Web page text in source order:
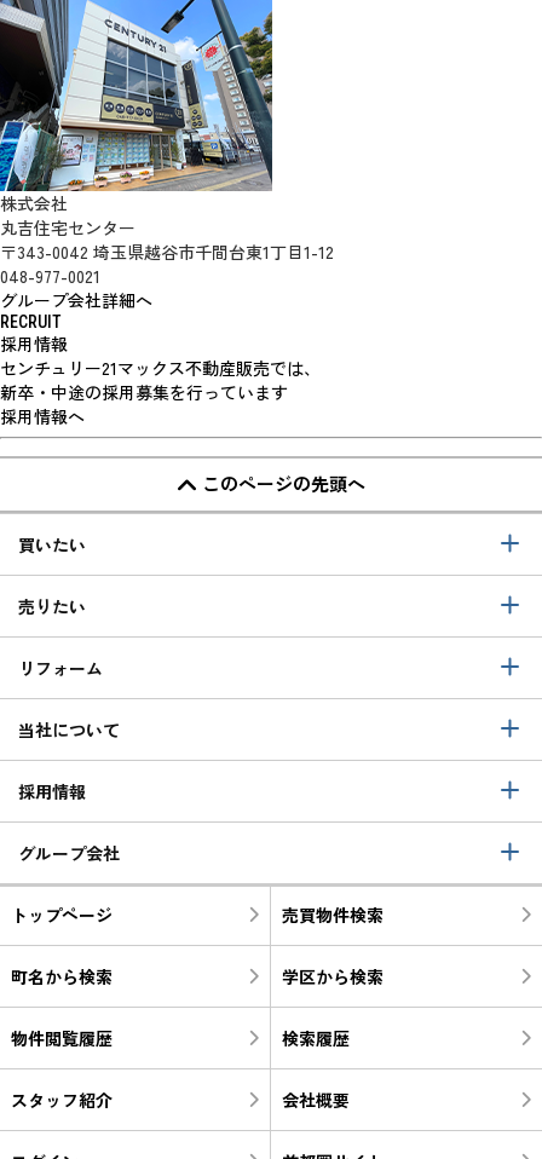
株式会社
丸吉住宅センター
〒343-0042 埼玉県越谷市千間台東1丁目1-12
048-977-0021
グループ会社詳細へ
RECRUIT
採用情報
センチュリー21マックス不動産販売では、
新卒・中途の採用募集を行っています
採用情報へ
このページの先頭へ
買いたい
売りたい
リフォーム
当社について
採用情報
グループ会社
トップページ 売買物件検索
町名から検索 学区から検索
物件閲覧履歴 検索履歴
スタッフ紹介 会社概要